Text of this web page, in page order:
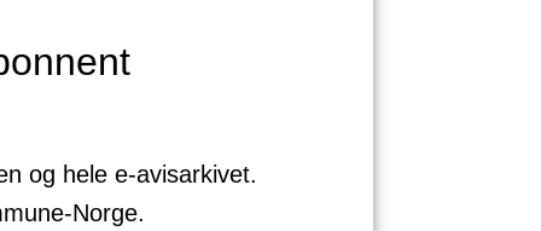
og hele e-avisarkivet.
Norge.